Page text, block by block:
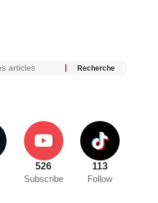
526
Subscribe
113
Follow